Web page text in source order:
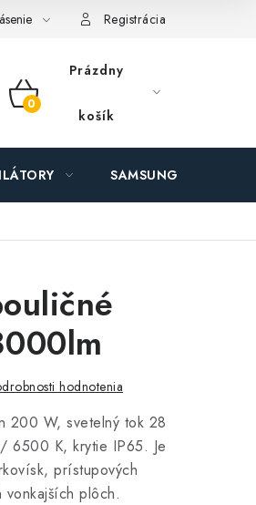
Zľavy pre profíkov
Registrácia
NÁKUPNÝ
KOŠÍK
Prázdny
košík
SAMSUNG SVIETIDLÁ
hodnotenia
200 W, svetelný tok 28
6500 K, krytie IP65. Je
prístupových
plôch.